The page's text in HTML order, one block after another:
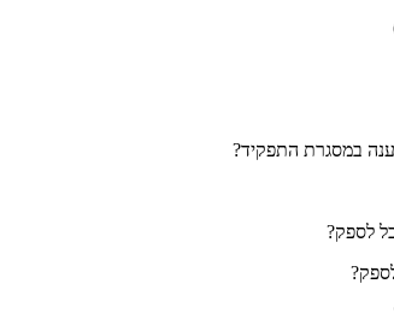
במסגרת התפקיד?
לספק?